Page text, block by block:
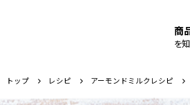
商
を
トップ レシピ アーモンドミルクレシピ